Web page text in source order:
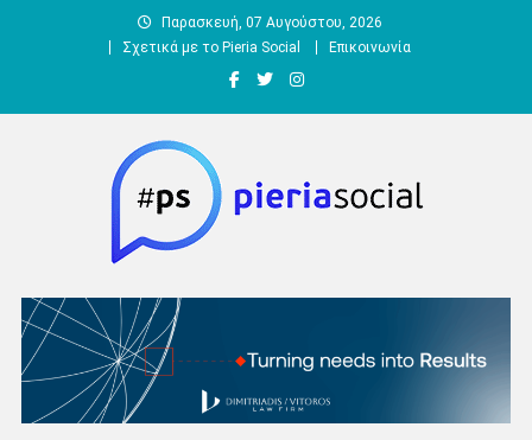
Παρασκευή, 07 Αυγούστου, 2026
Σχετικά με το Pieria Social
Επικοινωνία
Pieria Social